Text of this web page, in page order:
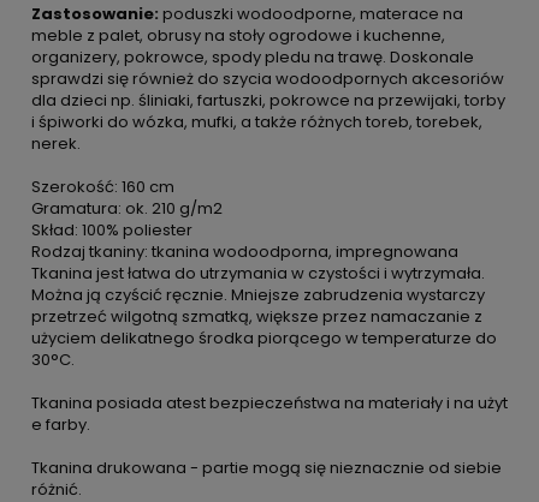
Zastosowanie: poduszki wodoodporne, materace na
meble z palet, obrusy na stoły ogrodowe i kuchenne,
organizery, pokrowce, spody pledu na trawę. Doskonale
sprawdzi się również do szycia wodoodpornych akcesoriów
dla dzieci np. śliniaki, fartuszki, pokrowce na przewijaki, torby
i śpiworki do wózka, mufki, a także różnych toreb, torebek,
nerek.
Szerokość: 160 cm
Gramatura: ok. 210 g/m2
Skład: 100% poliester
Rodzaj tkaniny: tkanina wodoodporna, impregnowana
Tkanina jest łatwa do utrzymania w czystości i wytrzymała.
Można ją czyścić ręcznie. Mniejsze zabrudzenia wystarczy
przetrzeć wilgotną szmatką, większe przez namaczanie z
użyciem delikatnego środka piorącego w temperaturze do
30°C.
Tkanina posiada atest bezpieczeństwa na materiały i na użyt
e farby.
Tkanina drukowana - partie mogą się nieznacznie od siebie
różnić.